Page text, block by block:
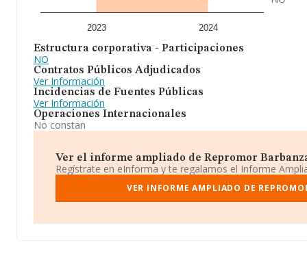
2023 2024
Estructura corporativa - Participaciones
NO
Contratos Públicos Adjudicados
Ver Información
Incidencias de Fuentes Públicas
Ver Información
Operaciones Internacionales
No constan
Ver el informe ampliado de Repromor
Regístrate en eInforma y te regalamos el Informe
VER INFORME AMPLIADO DE